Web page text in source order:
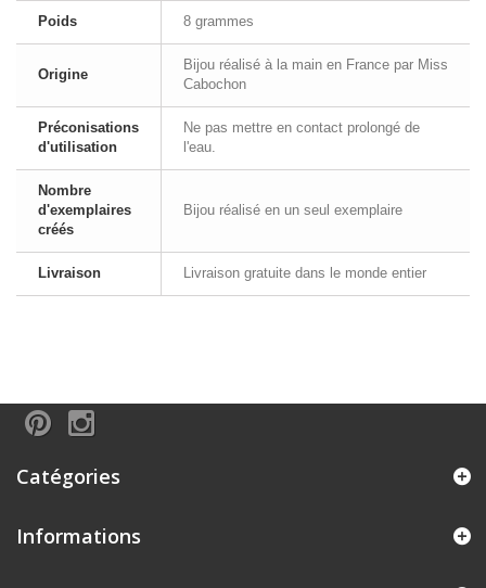
Poids 8 grammes
Origine
Bijou réalisé à la main en France par Miss
Cabochon
Préconisations
d'utilisation
Ne pas mettre en contact prolongé de
l'eau.
Nombre
d'exemplaires
créés
Bijou réalisé en un seul exemplaire
Livraison Livraison gratuite dans le monde entier
Catégories
Informations